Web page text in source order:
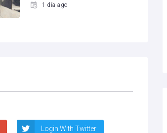
1 día ago
Login With Twitter